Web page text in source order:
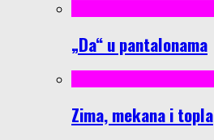
„Da“ u pantalonama
Zima, mekana i topla